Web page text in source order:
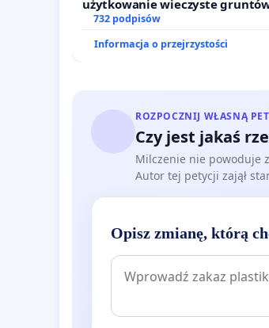
użytkowanie wieczyste
zajmowanych przez rodzinne
732 podpisów
Informacja o przejrzystości
ROZPOCZNIJ WŁASNĄ
Czy jest jakaś
Milczenie nie powoduje
Autor tej petycji zajął
Opisz zmianę, którą